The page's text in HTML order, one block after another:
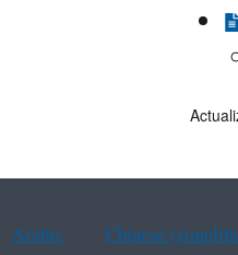
Arabic Chinese